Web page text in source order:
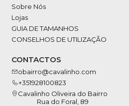
Sobre Nós
Lojas
GUIA DE TAMANHOS
CONSELHOS DE UTILIZAÇÃO
CONTACTOS
obairro@cavalinho.com
+351928100823
Cavalinho Oliveira do Bairro
Rua do Foral, 89